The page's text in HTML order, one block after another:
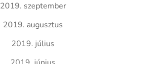
2019. szeptember
2019. augusztus
2019. július